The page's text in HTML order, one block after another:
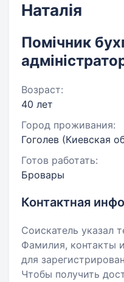
Наталія
Помічник
Возраст:
40 лет
Город проживания:
Гоголев (Киевская
Готов работать:
Бровары
Контактная
Соискатель указал
Фамилия, контакты
для
Чтобы получить